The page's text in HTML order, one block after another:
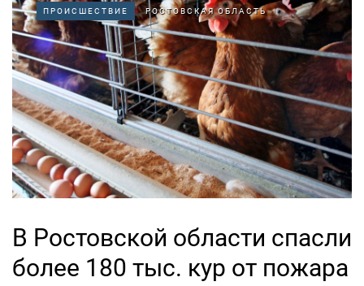
ПРОИСШЕСТВИЕ РОСТОВСКАЯ ОБЛАСТЬ
В Ростовской области спасли
более 180 тыс. кур от пожара